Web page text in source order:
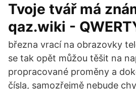
Tvoje tvář má
qaz.wiki -
března vrací na obrazovky
se tak opět můžou těšit na
propracované proměny a
čísla, samozřejmě nebude